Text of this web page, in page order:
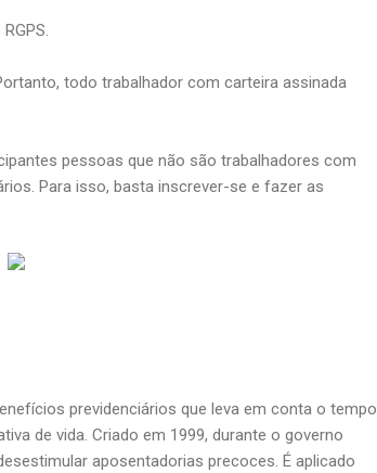
todo trabalhador com carteira assinada
pessoas que não são trabalhadores com
Para isso, basta inscrever-se e fazer as
previdenciários que leva em conta o tempo
de vida. Criado em 1999, durante o governo
aposentadorias precoces. É aplicado